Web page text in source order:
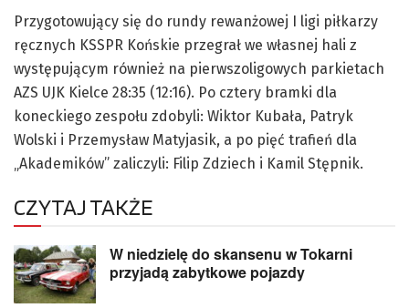
Przygotowujący się do rundy rewanżowej I ligi piłkarzy
ręcznych KSSPR Końskie przegrał we własnej hali z
występującym również na pierwszoligowych parkietach
AZS UJK Kielce 28:35 (12:16). Po cztery bramki dla
koneckiego zespołu zdobyli: Wiktor Kubała, Patryk
Wolski i Przemysław Matyjasik, a po pięć trafień dla
„Akademików” zaliczyli: Filip Zdziech i Kamil Stępnik.
CZYTAJ TAKŻE
W niedzielę do skansenu w Tokarni
przyjadą zabytkowe pojazdy